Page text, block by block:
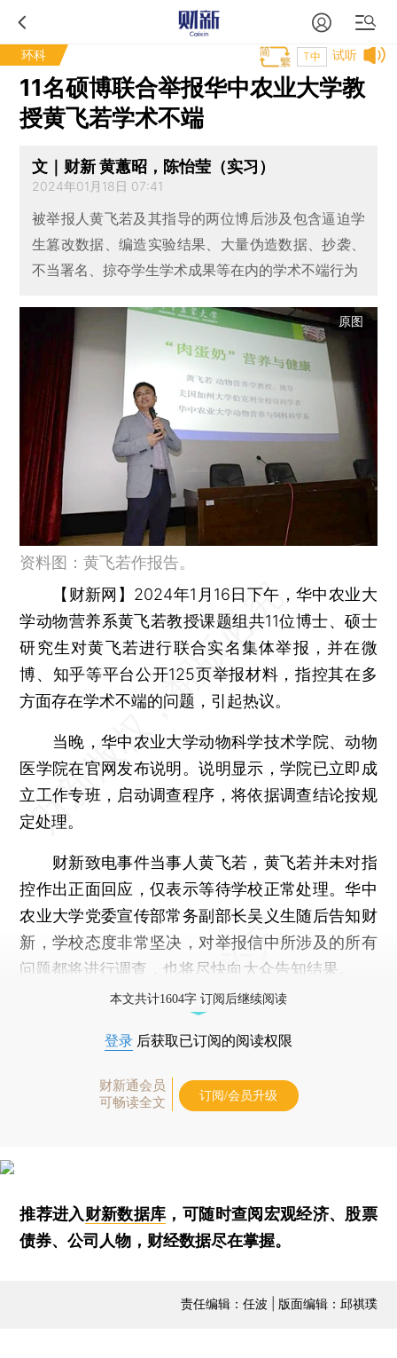
环科 试听
T中
11名硕博联合举报华中农业大学教
授黄飞若学术不端
文｜财新 黄蕙昭，陈怡莹（实习）
2024年01月18日 07:41
被举报人黄飞若及其指导的两位博后涉及包含逼迫学
生篡改数据、编造实验结果、大量伪造数据、抄袭、
不当署名、掠夺学生学术成果等在内的学术不端行为
原图
资料图：黄飞若作报告。
【财新网】 2024年1月16日下午，华中农业大
学动物营养系黄飞若教授课题组共11位博士、硕士
研究生对黄飞若进行联合实名集体举报，并在微
博、知乎等平台公开125页举报材料，指控其在多
方面存在学术不端的问题，引起热议。
当晚，华中农业大学动物科学技术学院、动物
医学院在官网发布说明。说明显示，学院已立即成
立工作专班，启动调查程序，将依据调查结论按规
定处理。
财新致电事件当事人黄飞若，黄飞若并未对指
控作出正面回应，仅表示等待学校正常处理。华中
农业大学党委宣传部常务副部长吴义生随后告知财
新，学校态度非常坚决，对举报信中所涉及的所有
问题都将进行调查，也将尽快向大众告知结果。
本文共计1604字 订阅后继续阅读
登录 后获取已订阅的阅读权限
财新通会员
可畅读全文
订阅/会员升级
推荐进入财新数据库 ，可随时查阅宏观经济、股票
债券、公司人物，财经数据尽在掌握。
责任编辑：任波 | 版面编辑：邱祺璞